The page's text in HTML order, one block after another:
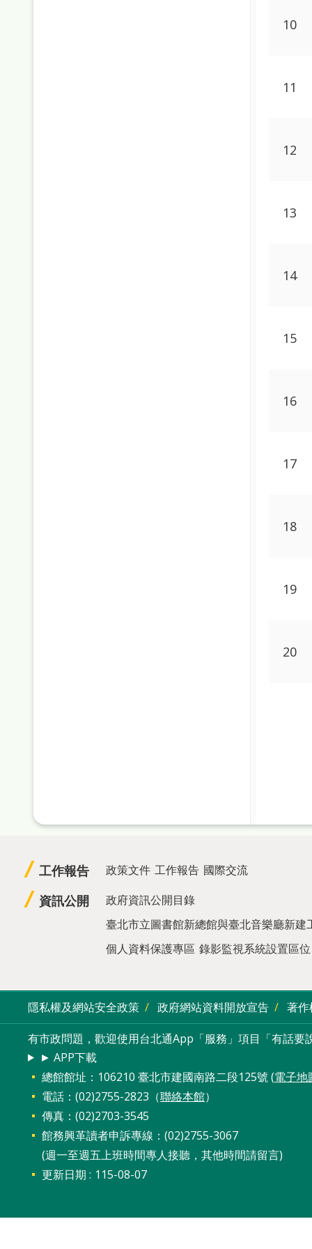
10
11
12
13
14
15
16
17
18
19
20
工作報告 政策文件 工作報告 國際交流
資訊公開
政府資訊公開目錄
臺北市立圖書館新總館與臺北音樂廳新建
個人資料保護專區 錄影監視系統設置區位
隱私權及網站安全政策 政府網站資料開放宣告 著
有市政問題，歡迎使用台北通App「服務」項目「有話要
► APP下載
總館館址：106210 臺北市建國南路二段125號 (電子地
電話：(02)2755-2823（聯絡本館）
傳真：(02)2703-3545
館務興革讀者申訴專線：(02)2755-3067
(週一至週五上班時間專人接聽，其他時間請留言)
更新日期
115-08-07